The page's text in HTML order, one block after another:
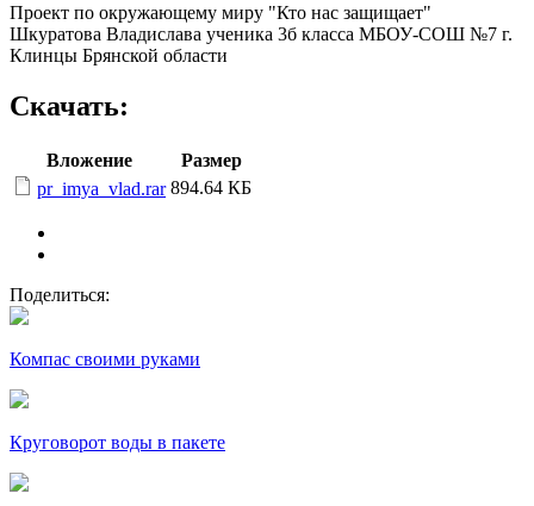
Проект по окружающему миру "Кто нас защищает"
Шкуратова Владислава ученика 3б класса МБОУ-СОШ №7 г.
Клинцы Брянской области
Скачать:
Вложение
Размер
pr_imya_vlad.rar 894.64 КБ
Поделиться:
Компас своими руками
Круговорот воды в пакете